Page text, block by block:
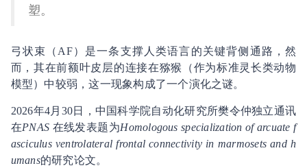
塑。
弓状束（AF）是一条支撑人类语言的关键背侧通路，然
而，其在前额叶皮层的连接在猕猴（作为标准灵长类动物
模型）中较弱，这一现象构成了一个演化之谜。
2026年4月30日，中国科学院自动化研究所樊令仲独立通讯
在PNAS 在线发表题为Homologous specialization of arcuate f
asciculus ventrolateral frontal connectivity in marmosets and h
umans的研究论文。